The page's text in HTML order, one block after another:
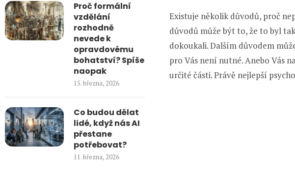
Existuje několik důvodů, proč
důvodů může být to, že to byl
dokoukali. Dalším důvodem
pro Vás není nutné. Anebo Vás
určité části. Právě nejlepší
Proč formální
vzdělání
rozhodně
nevede k
opravdovému
bohatství? Spíše
naopak
15. března, 2026
Co budou dělat
lidé, když nás AI
přestane
potřebovat?
11. března, 2026